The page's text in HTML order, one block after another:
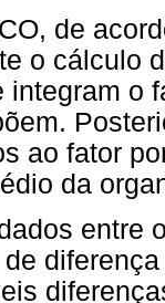
de
o cálculo
integram o
ao fator
da
entre